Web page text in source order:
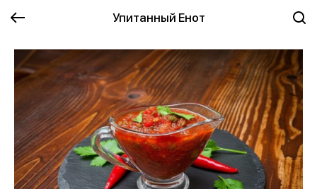
Упитанный Енот